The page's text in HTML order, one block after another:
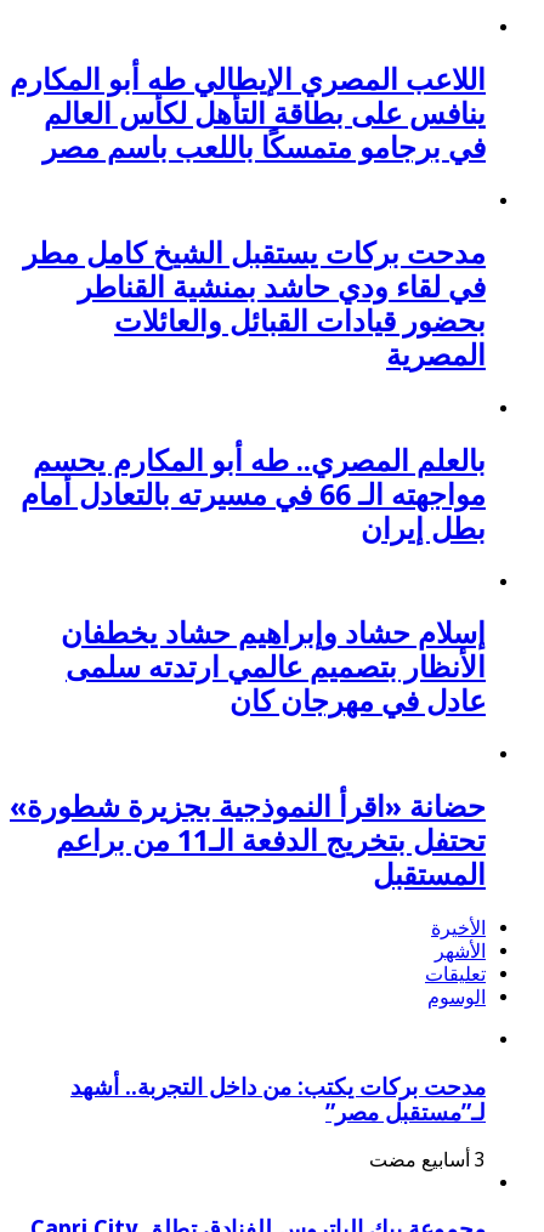
اللاعب المصري الإيطالي طه أبو المكارم
ينافس على بطاقة التأهل لكأس العالم
في برجامو متمسكًا باللعب باسم مصر
مدحت بركات يستقبل الشيخ كامل مطر
في لقاء ودي حاشد بمنشية القناطر
بحضور قيادات القبائل والعائلات
المصرية
بالعلم المصري.. طه أبو المكارم يحسم
مواجهته الـ 66 في مسيرته بالتعادل أمام
بطل إيران
إسلام حشاد وإبراهيم حشاد يخطفان
الأنظار بتصميم عالمي ارتدته سلمى
عادل في مهرجان كان
حضانة «اقرأ النموذجية بجزيرة شطورة»
تحتفل بتخريج الدفعة الـ11 من براعم
المستقبل
الأخيرة
الأشهر
تعليقات
الوسوم
مدحت بركات يكتب: من داخل التجربة.. أشهد
لـ”مستقبل مصر”